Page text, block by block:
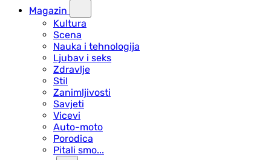
Magazin
Kultura
Scena
Nauka i tehnologija
Ljubav i seks
Zdravlje
Stil
Zanimljivosti
Savjeti
Vicevi
Auto-moto
Porodica
Pitali smo...